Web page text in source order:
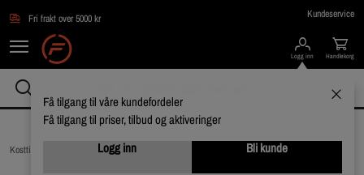
Fri frakt over 5000 kr Kundeservice
Logg inn
Få tilgang til våre kundefordeler
Få tilgang til priser, tilbud og aktiveringer
Logg inn
Bli kunde
Handlekorg
Kosttilskudd / Snacks & godter